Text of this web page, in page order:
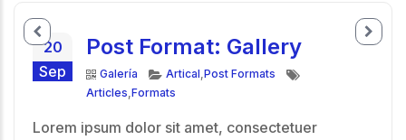
20
Sep
Post Format: Gallery
Formato
Galería Categorías
Artical,Post Formats
Articles,Formats
Lorem ipsum dolor sit amet, consectetuer